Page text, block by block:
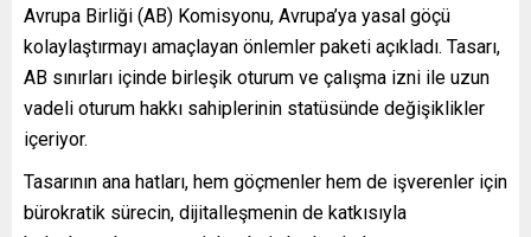
Avrupa Birliği (AB) Komisyonu, Avrupa’ya yasal göçü
kolaylaştırmayı amaçlayan önlemler paketi açıkladı. Tasarı,
AB sınırları içinde birleşik oturum ve çalışma izni ile uzun
vadeli oturum hakkı sahiplerinin statüsünde değişiklikler
içeriyor.
Tasarının ana hatları, hem göçmenler hem de işverenler için
bürokratik sürecin, dijitalleşmenin de katkısıyla